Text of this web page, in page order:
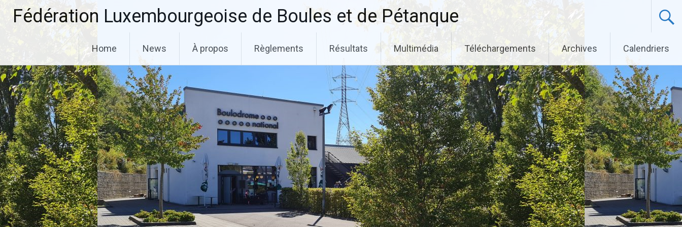
Fédération Luxembourgeoise de Boules et de Pétanque
Home News À propos Règlements Résultats Multimédia Téléchargements Archives Calendriers